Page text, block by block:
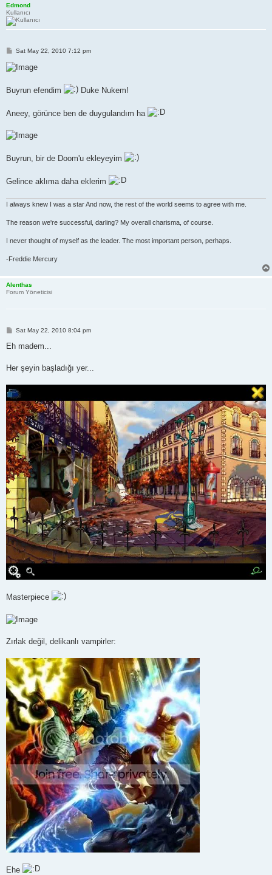
Edmond
Kullanıcı
P
s
t
Sat May 22, 2010 7:12 pm
Buyrun efendim Duke Nukem!
Aneey, görünce ben de duygulandım ha
Buyrun, bir de Doom'u ekleyeyim
Gelince aklıma daha eklerim
I always knew I was a star And now, the rest of the world seems to agree with me.
The reason we're successful, darling? My overall charisma, of course.
I never thought of myself as the leader. The most important person, perhaps.
-Freddie Mercury
Alenthas
Forum Yöneticisi
P
s
Sat May 22, 2010 8:04 pm
Eh madem...
Her şeyin başladığı yer...
Masterpiece
Zırlak değil, delikanlı vampirler:
Ehe